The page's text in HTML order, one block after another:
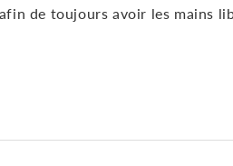
de toujours avoir les mains